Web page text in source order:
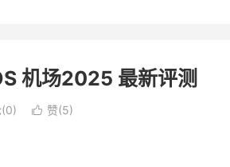
机场2025 最新评测
 赞(5)